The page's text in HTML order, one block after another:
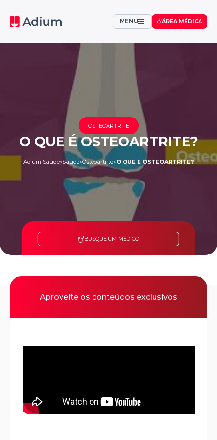
ÁREA MÉDICA
MENU
OSTEOARTRITE
O QUE É OSTEOARTRITE?
Adium Saúde>Saúde>Osteoartrite>O QUE É OSTEOARTRITE?
BUSQUE UM MÉDICO
Aproveite os conteúdos exclusivos